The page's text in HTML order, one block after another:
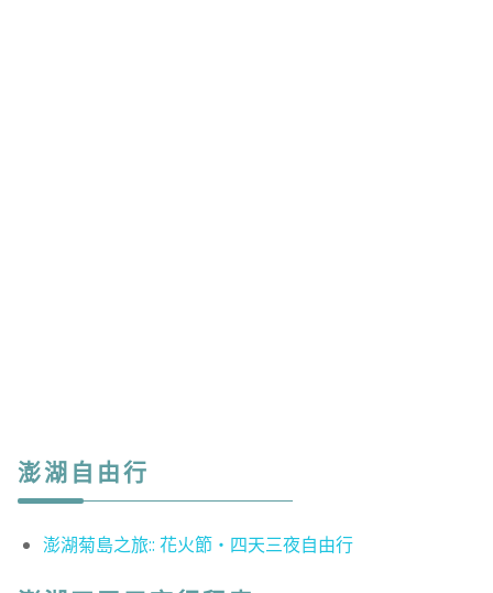
澎湖自由行
澎湖菊島之旅:: 花火節‧四天三夜自由行